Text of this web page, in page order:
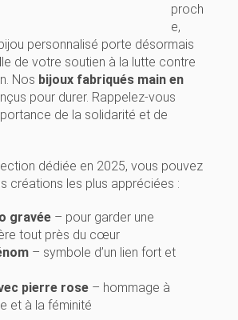
proch
e,
personnalisé porte désormais
de votre soutien à la lutte contre
Nos bijoux fabriqués main en
pour durer. Rappelez-vous
de la solidarité et de
dédiée en 2025, vous pouvez
créations les plus appréciées :
gravée – pour garder une
tout près du cœur
– symbole d’un lien fort et
pierre rose – hommage à
et à la féminité